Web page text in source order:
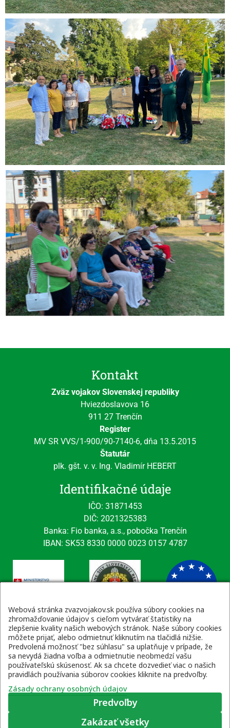
Kontakt
Zväz vojakov Slovenskej republiky
Hviezdoslavova 16
911 27 Trenčín
Register
MV SR VVS/1-900/90-7140-6, dňa 13.5.2015
Štatutár
plk. gšt. v. v. Ing. Vladimír HEBERT
Identifikačné údaje
IČO: 31871453
DIČ: 2021325383
Banka: Fio banka, a.s., pobočka Trenčín
IBAN: SK53 8330 0000 0023 0157 4787
Kontaktné údaje
email: tajomnik@zvsr.sk
telefón: 0908535335
vojenská linka: 0960 333 818
Webová stránka zvazvojakov.sk používa súbory cookies na
zhromažďovanie údajov s cieľom vytvárať štatistiky na
zlepšenie kvality našich webových stránok. Naše súbory cookies
môžete prijať, alebo odmietnuť kliknutím na tlačidlá nižšie.
Predvolená možnosť "bez súhlasu" sa uplatňuje v prípade, že
sa nevydá žiadna voľba a odmietnutie neobmedzí vašu
používateľskú skúsenosť. Ak sa chcete dozvedieť viac o našich
pravidlách používania súborov cookies kliknite na predvoľby.
Zásady ochrany osobných údajov
Predvoľby
Zakázať všetky